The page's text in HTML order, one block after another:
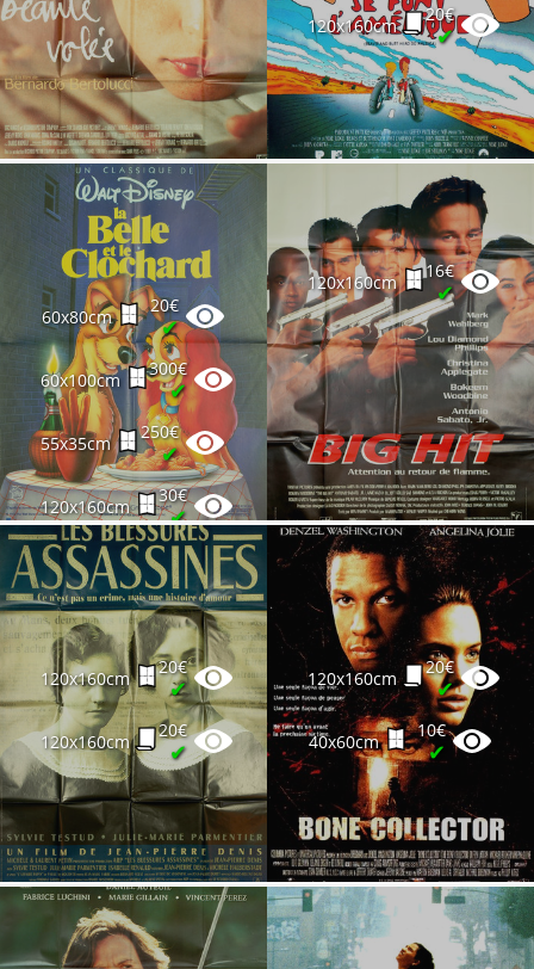
120x160cm
20€
✔
60x80cm
20€
✔
60x100cm
300€
✔
55x35cm
250€
✔
120x160cm
30€
✔
120x160cm
16€
✔
120x160cm
20€
✔
120x160cm
20€
✔
120x160cm
20€
✔
40x60cm
10€
✔